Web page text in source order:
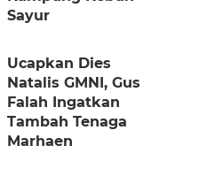
Sayur
Ucapkan Dies
Natalis GMNI, Gus
Falah Ingatkan
Tambah Tenaga
Marhaen